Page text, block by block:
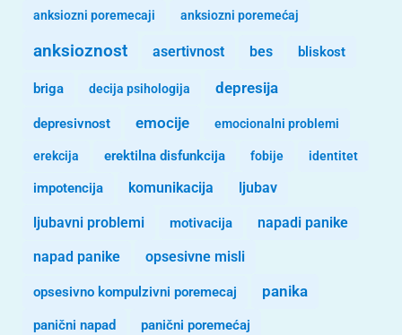
anksiozni poremecaji anksiozni poremećaj
anksioznost asertivnost bes bliskost
briga decija psihologija depresija
depresivnost emocije emocionalni problemi
erekcija erektilna disfunkcija fobije identitet
impotencija komunikacija ljubav
ljubavni problemi motivacija napadi panike
napad panike opsesivne misli
opsesivno kompulzivni poremecaj panika
panični napad panični poremećaj